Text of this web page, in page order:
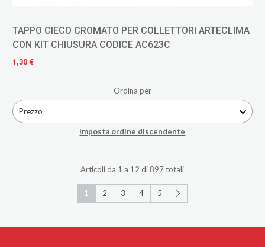
TAPPO CIECO CROMATO PER COLLETTORI ARTECLIMA
CON KIT CHIUSURA CODICE AC623C
1,30 €
Ordina per
Prezzo
Imposta ordine discendente
Articoli da 1 a 12 di 897 totali
1 2 3 4 5